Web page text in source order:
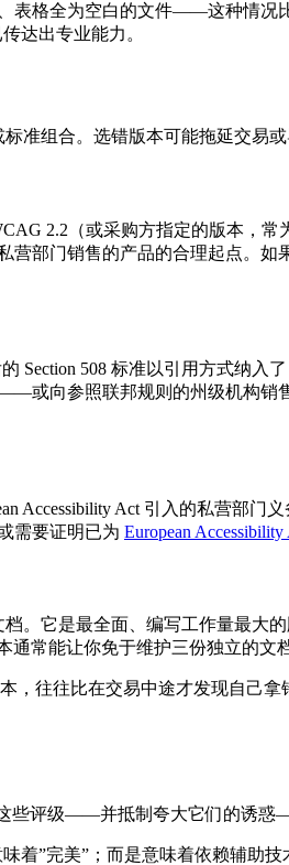
表格全为空白的文件——这种情
达出专业能力。
准组合。选错版本可能拖延交易
2.2（或采购方指定的版本，常
部门销售的产品的合理起点。如
Section 508 标准以引用方式纳入
或向参照联邦规则的州级机构
Accessibility Act 引入的私营部
需要证明已为 European Accessibility
它是最全面、编写工作量最大
常能让你免于维护三份独立的文档
往往比在交易中途才发现自己
些评级——并抵制夸大它们的诱惑
”完美”；而是意味着依赖辅助技